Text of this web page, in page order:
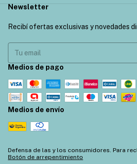
Newsletter
Recibí ofertas exclusivas y novedades
Medios de pago
Medios de envío
Defensa de las y los consumidores. Para
Botón de arrepentimiento